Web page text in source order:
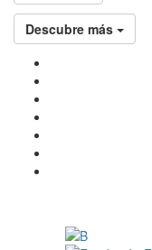
Descubre más